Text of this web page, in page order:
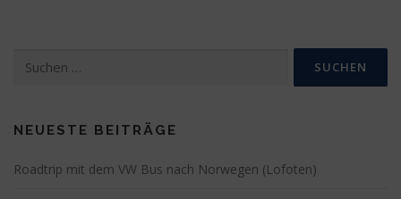
nach:
NEUESTE BEITRÄGE
Roadtrip mit dem VW Bus nach Norwegen (Lofoten)